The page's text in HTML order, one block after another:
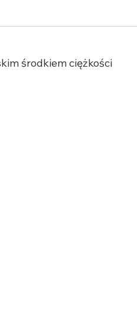
środkiem ciężkości